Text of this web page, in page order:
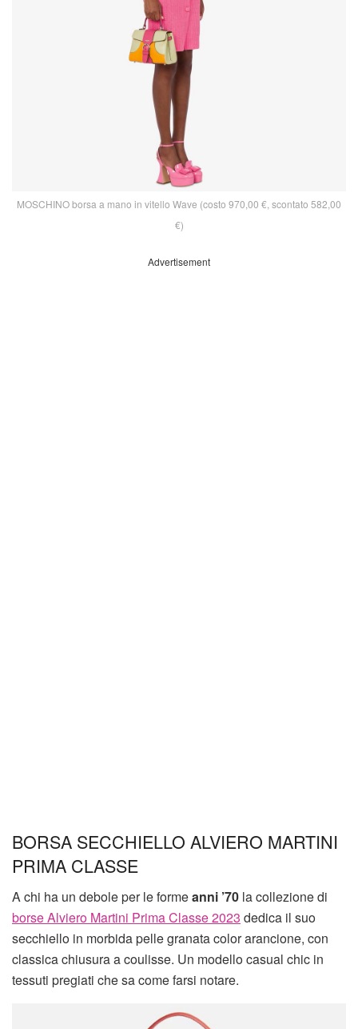
MOSCHINO borsa a mano in vitello Wave (costo 970,00 €, scontato 582,00
€)
Advertisement
BORSA SECCHIELLO ALVIERO MARTINI
PRIMA CLASSE
A chi ha un debole per le formeanni ’70 la collezione di
borse Alviero Martini Prima Classe 2023 dedica il suo
secchiello in morbida pelle granata color arancione, con
classica chiusura a coulisse. Un modello casual chic in
tessuti pregiati che sa come farsi notare.